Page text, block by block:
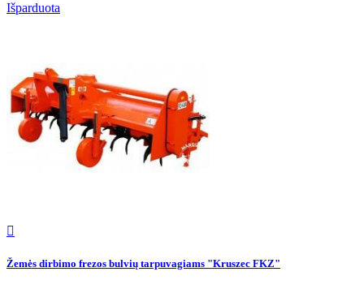
Išparduota

Žemės dirbimo frezos bulvių tarpuvagiams "Kruszec FKZ"